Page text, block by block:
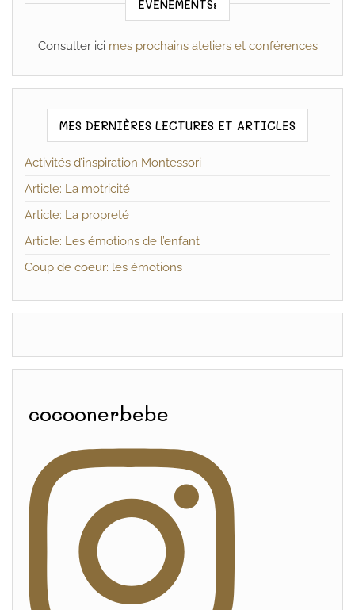
EVÉNEMENTS:
Consulter ici mes prochains ateliers et conférences
MES DERNIÈRES LECTURES ET ARTICLES
Activités d’inspiration Montessori
Article: La motricité
Article: La propreté
Article: Les émotions de l’enfant
Coup de coeur: les émotions
cocoonerbebe